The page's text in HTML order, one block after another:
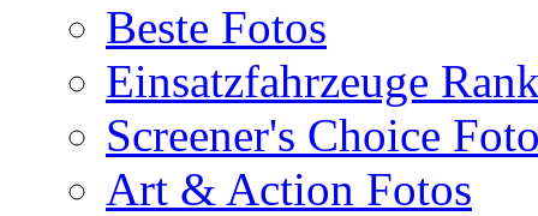
Beste Fotos
Einsatzfahrzeuge
Screener's Choice
Art & Action Fotos